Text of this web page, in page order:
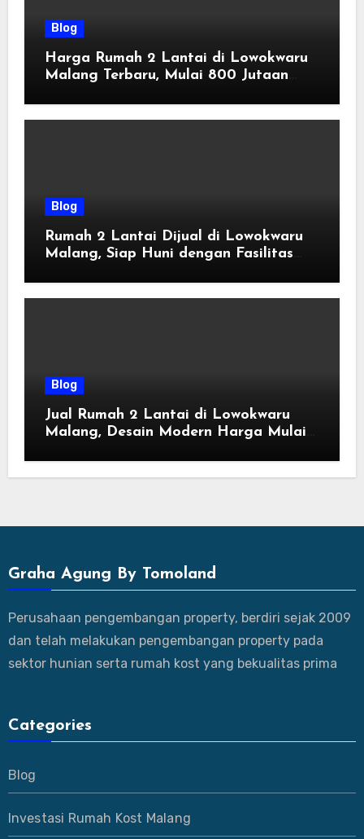
Blog
Harga Rumah 2 Lantai di Lowokwaru
Malang Terbaru, Mulai 800 Jutaan
Blog
Rumah 2 Lantai Dijual di Lowokwaru
Malang, Siap Huni dengan Fasilitas
Blog
Jual Rumah 2 Lantai di Lowokwaru
Malang, Desain Modern Harga Mulai
Graha Agung By Tomoland
Perusahaan pengembangan property, berdiri sejak 2009
dan telah melakukan pengembangan property pada
sektor hunian serta rumah kost yang bekualitas prima
Categories
Blog
Investasi Rumah Kost Malang